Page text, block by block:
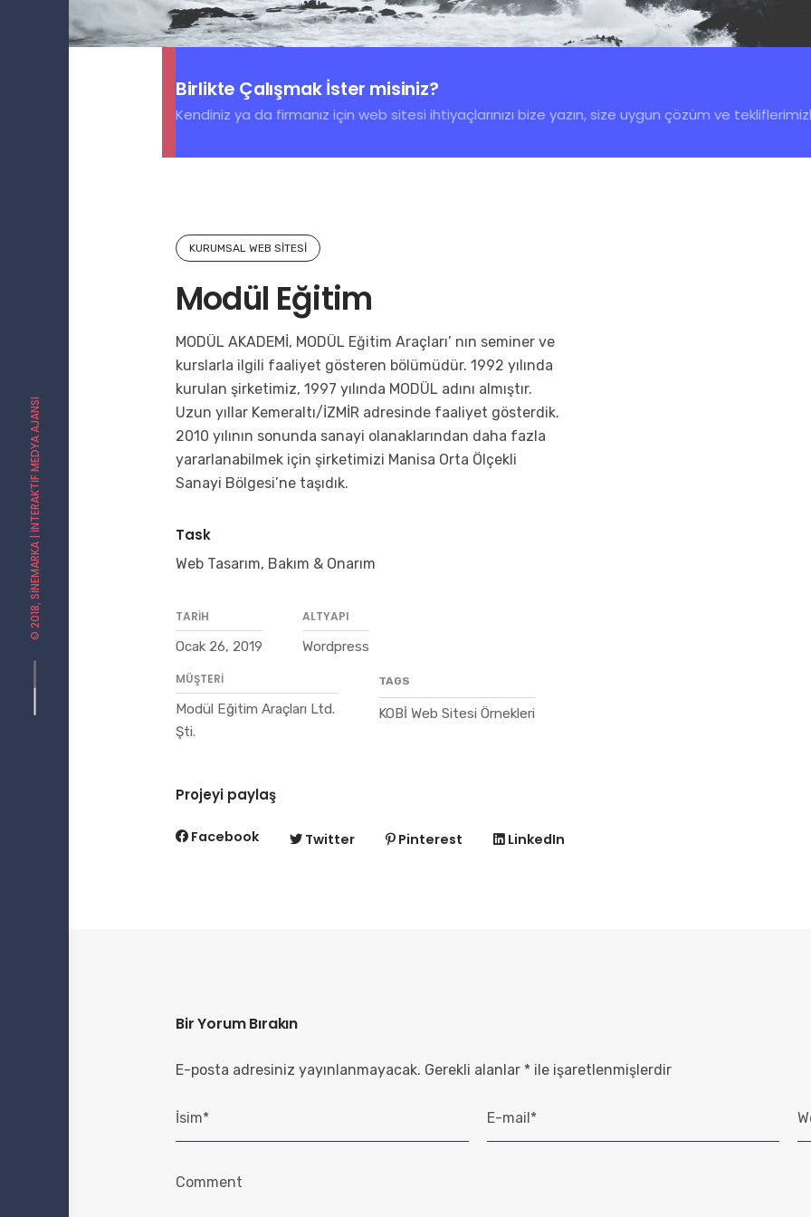
© 2018,
SINEMARKA
| İNTERAKTIF MEDYA AJANSI
Birlikte Çalışmak İster misiniz?
Kendiniz ya da firmanız için web sitesi ihtiyaçlarınızı bize yazın, size uygun çözüm ve
KURUMSAL WEB SITESI
Modül Eğitim
MODÜL AKADEMİ, MODÜL Eğitim Araçları’ nın seminer ve
kurslarla ilgili faaliyet gösteren bölümüdür. 1992 yılında
kurulan şirketimiz, 1997 yılında MODÜL adını almıştır.
Uzun yıllar Kemeraltı/İZMİR adresinde faaliyet gösterdik.
2010 yılının sonunda sanayi olanaklarından daha fazla
yararlanabilmek için şirketimizi Manisa Orta Ölçekli
Sanayi Bölgesi’ne taşıdık.
Task
Web Tasarım, Bakım & Onarım
TARIH
Ocak 26, 2019
ALTYAPI
Wordpress
MÜŞTERI
Modül Eğitim Araçları Ltd.
Şti.
TAGS
KOBİ Web Sitesi Örnekleri
Projeyi paylaş
Facebook Twitter Pinterest LinkedIn
Bir Yorum Bırakın
E-posta adresiniz yayınlanmayacak. Gerekli alanlar *ile işaretlenmişlerdir